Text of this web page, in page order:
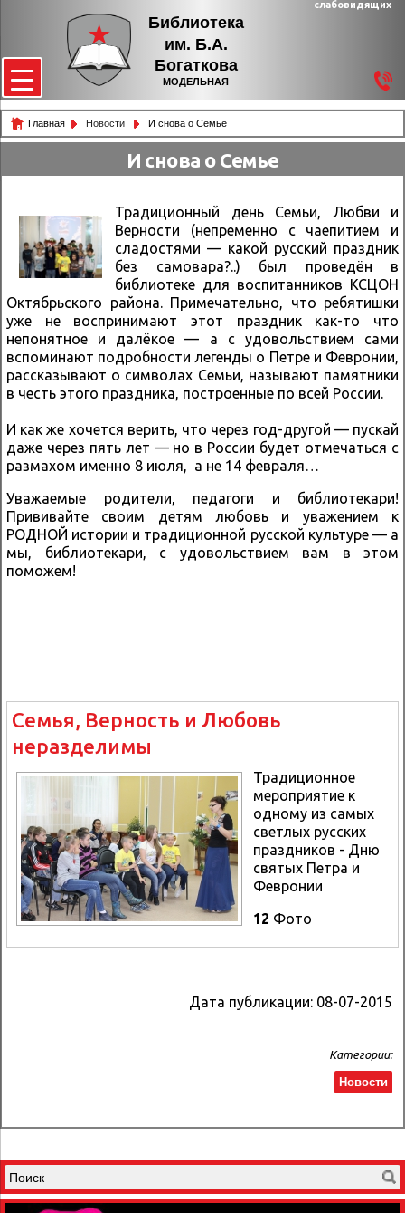
Библиотека
им. Б.А.
Богаткова
МОДЕЛЬНАЯ
слабовидящих
Главная Новости И снова о Семье
И снова о Семье
Традиционный день Семьи, Любви и
Верности (непременно с чаепитием и
сладостями — какой русский праздник
без самовара?..) был проведён в
библиотеке для воспитанников КСЦОН
Октябрьского района. Примечательно, что ребятишки
уже не воспринимают этот праздник как-то что
непонятное и далёкое — а с удовольствием сами
вспоминают подробности легенды о Петре и Февронии,
рассказывают о символах Семьи, называют памятники
в честь этого праздника, построенные по всей России.
И как же хочется верить, что через год-другой — пускай
даже через пять лет — но в России будет отмечаться с
размахом именно 8 июля, а не 14 февраля…
Уважаемые родители, педагоги и библиотекари!
Прививайте своим детям любовь и уважением к
РОДНОЙ истории и традиционной русской культуре — а
мы, библиотекари, с удовольствием вам в этом
поможем!
Семья, Верность и Любовь
неразделимы
Традиционное
мероприятие к
одному из самых
светлых русских
праздников - Дню
святых Петра и
Февронии
12 Фото
Дата публикации: 08-07-2015
Категории:
Новости